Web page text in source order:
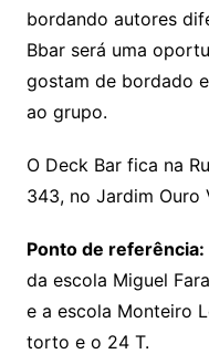
bordando autores
Bbar será uma
gostam de bordado
ao grupo.
O Deck Bar fica na
343, no Jardim Ouro
Ponto de referência:
da escola Miguel
e a escola Monteiro
torto e o 24 T.